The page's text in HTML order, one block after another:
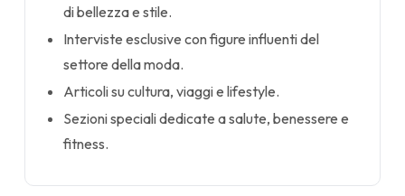
di bellezza e stile.
Interviste esclusive con figure influenti del
settore della moda.
Articoli su cultura, viaggi e lifestyle.
Sezioni speciali dedicate a salute, benessere e
fitness.